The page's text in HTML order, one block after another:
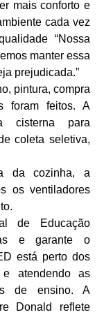
mais conforto e
cada vez
“Nossa
manter essa
prejudicada.”
pintura, compra
foram feitos. A
cisterna para
coleta seletiva,
da cozinha, a
os ventiladores
de Educação
e garante o
está perto dos
e atendendo as
de ensino. A
Donald reflete